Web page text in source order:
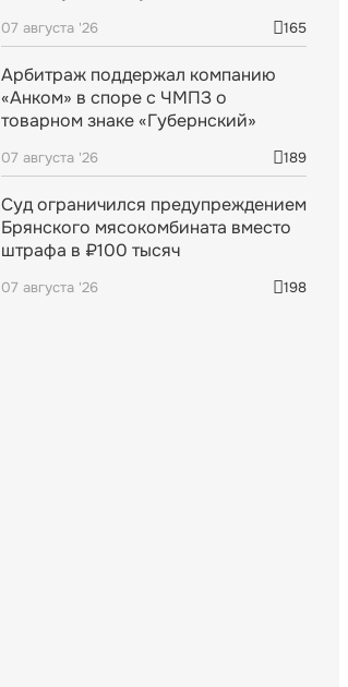
07 августа '26 165
Арбитраж поддержал компанию
«Анком» в споре с ЧМПЗ о
товарном знаке «Губернский»
07 августа '26 189
Суд ограничился предупреждением
Брянского мясокомбината вместо
штрафа в ₽100 тысяч
07 августа '26 198